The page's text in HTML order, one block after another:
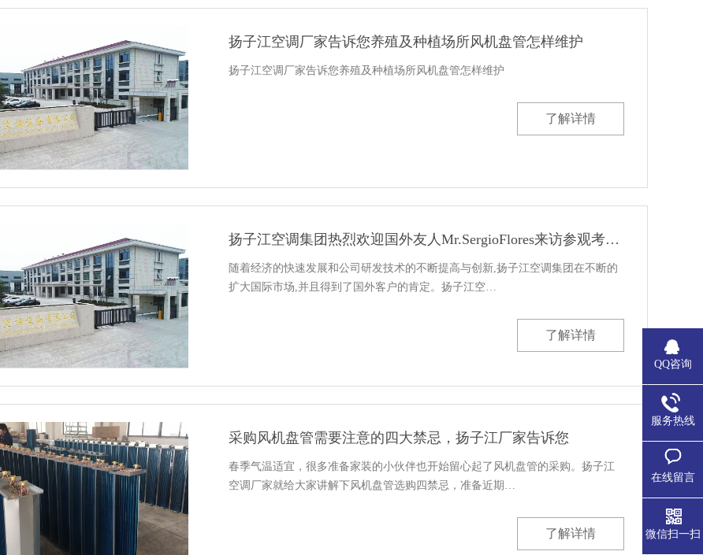
扬子江空调厂家告诉您养殖及种植场所风机盘管怎样维护
扬子江空调厂家告诉您养殖及种植场所风机盘管怎样维护
了解详情
扬子江空调集团热烈欢迎国外友人Mr.SergioFlores来访参观考察交流
随着经济的快速发展和公司研发技术的不断提高与创新,扬子江空调集团在不断的
扩大国际市场,并且得到了国外客户的肯定。扬子江空…
了解详情
采购风机盘管需要注意的四大禁忌，扬子江厂家告诉您
春季气温适宜，很多准备家装的小伙伴也开始留心起了风机盘管的采购。扬子江
空调厂家就给大家讲解下风机盘管选购四禁忌，准备近期…
了解详情
QQ咨询
服务热线
在线留言
微信扫一扫